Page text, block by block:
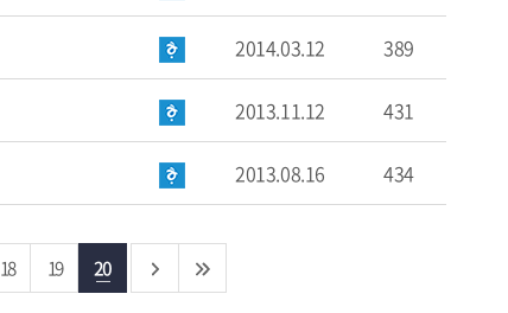
2014.03.12 389
2013.11.12 431
2013.08.16 434
18 19 20